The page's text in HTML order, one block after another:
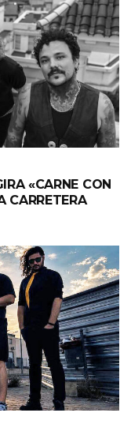
«CARNE CON
CARRETERA